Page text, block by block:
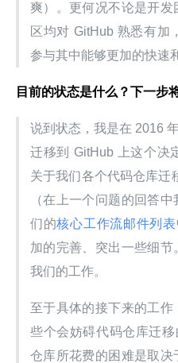
爽）。更何况不论是开
区均对 GitHub 熟悉有加
参与其中能够更加的快速
目前的状态是什么？下一步
说到状态，我是在 2016
迁移到 GitHub 上这个决
关于我们各个代码仓库迁
（在上一个问题的回答
们的核心工作流邮件列表
加的完善、突出一些细
我们的工作。
至于具体的接下来的工
些个会妨碍代码仓库迁移
仓库所花费的困难是取